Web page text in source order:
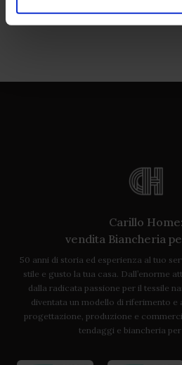
Carillo Home:
vendita Biancheria
50 anni di storia ed esperienza al tuo
stile e gusto la tua casa. Dall’enorme
dalla radicata passione per il tessile
diventata un modello di riferimento e
progettazione, produzione e
tendaggi e biancheria per